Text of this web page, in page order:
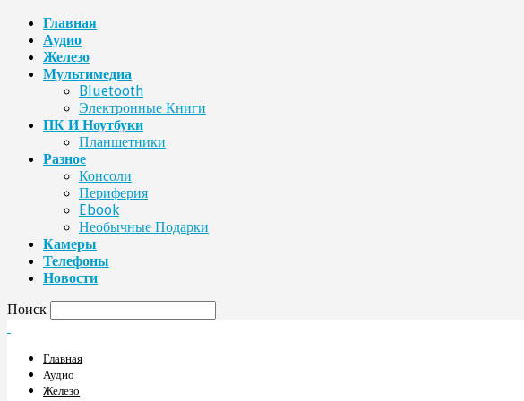
Главная
Аудио
Железо
Мультимедиа
Bluetooth
Электронные Книги
ПК И Ноутбуки
Планшетники
Разное
Консоли
Периферия
Ebook
Необычные Подарки
Камеры
Телефоны
Новости
Поиск
Главная
Аудио
Железо